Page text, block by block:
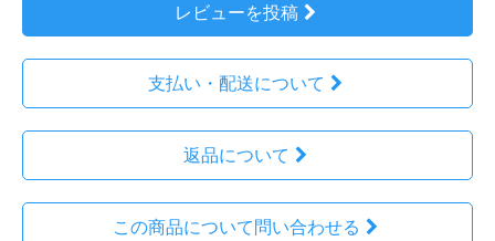
レビューを投稿
支払い・配送について
返品について
この商品について問い合わせる